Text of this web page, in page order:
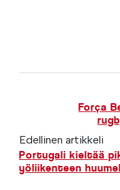
Força
Edellinen artikkeli
Portugali kieltää
yöliikenteen